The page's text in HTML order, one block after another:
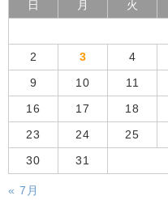
日 月 火
2 3 4
9 10 11
16 17 18
23 24 25
30 31
« 7月